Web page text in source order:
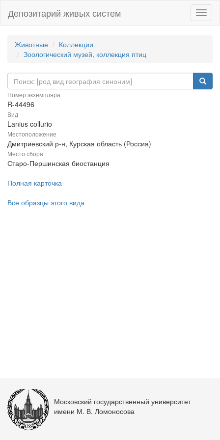
Депозитарий живых систем
Животные
Коллекции
Зоологический музей, коллекция птиц
Номер экземпляра
R-44496
Вид
Lanius collurio
Местоположение
Дмитриевский р-н, Курская область (Россия)
Место сбора
Старо-Першинская биостанция
Полная карточка
Все образцы этого вида
Московский государственный университет
имени М. В. Ломоносова